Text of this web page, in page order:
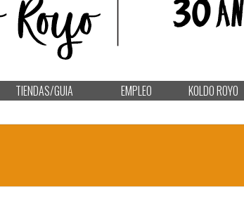
TIENDAS/GUIA EMPLEO KOLDO ROYO